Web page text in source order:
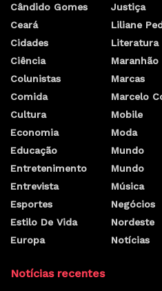
Cândido Gomes
Ceará
Cidades
Ciência
Colunistas
Comida
Cultura
Economia
Educação
Entretenimento
Entrevista
Esportes
Estilo De Vida
Europa
Justiça
Liliane
Literatura
Maranhão
Marcas
Marcelo
Mobile
Moda
Mundo
Mundo
Música
Negócios
Nordeste
Notícias
Notícias recentes